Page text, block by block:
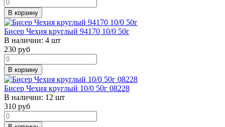
В корзину
Бисер Чехия круглый 94170 10/0 50г
В наличии: 4 шт
230 руб
В корзину
Бисер Чехия круглый 10/0 50г 08228
В наличии: 12 шт
310 руб